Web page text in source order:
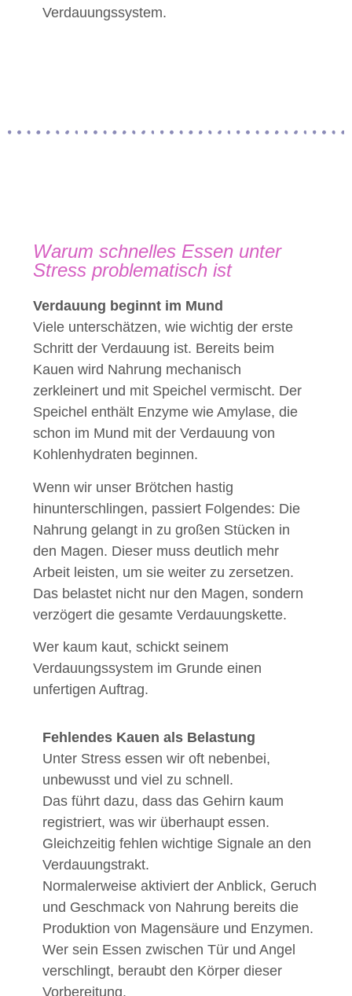
Verdauungssystem.
Warum schnelles Essen unter
Stress problematisch ist
Verdauung beginnt im Mund
Viele unterschätzen, wie wichtig der erste
Schritt der Verdauung ist. Bereits beim
Kauen wird Nahrung mechanisch
zerkleinert und mit Speichel vermischt. Der
Speichel enthält Enzyme wie Amylase, die
schon im Mund mit der Verdauung von
Kohlenhydraten beginnen.
Wenn wir unser Brötchen hastig
hinunterschlingen, passiert Folgendes: Die
Nahrung gelangt in zu großen Stücken in
den Magen. Dieser muss deutlich mehr
Arbeit leisten, um sie weiter zu zersetzen.
Das belastet nicht nur den Magen, sondern
verzögert die gesamte Verdauungskette.
Wer kaum kaut, schickt seinem
Verdauungssystem im Grunde einen
unfertigen Auftrag.
Fehlendes Kauen als Belastung
Unter Stress essen wir oft nebenbei,
unbewusst und viel zu schnell.
Das führt dazu, dass das Gehirn kaum
registriert, was wir überhaupt essen.
Gleichzeitig fehlen wichtige Signale an den
Verdauungstrakt.
Normalerweise aktiviert der Anblick, Geruch
und Geschmack von Nahrung bereits die
Produktion von Magensäure und Enzymen.
Wer sein Essen zwischen Tür und Angel
verschlingt, beraubt den Körper dieser
Vorbereitung.